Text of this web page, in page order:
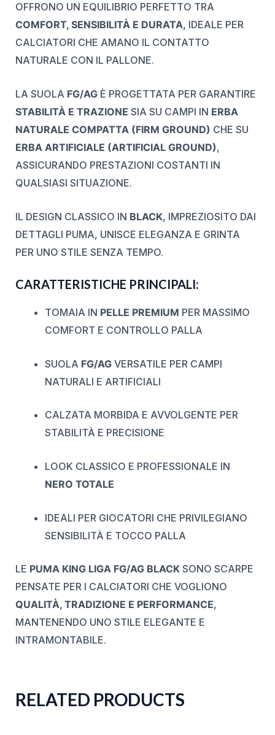
OFFRONO UN EQUILIBRIO PERFETTO TRA
COMFORT, SENSIBILITÀ E DURATA, IDEALE PER
CALCIATORI CHE AMANO IL CONTATTO
NATURALE CON IL PALLONE.
LA SUOLA FG/AGÈ PROGETTATA PER GARANTIRE
STABILITÀ E TRAZIONE SIA SU CAMPI IN ERBA
NATURALE COMPATTA (FIRM GROUND) CHE SU
ERBA ARTIFICIALE (ARTIFICIAL GROUND),
ASSICURANDO PRESTAZIONI COSTANTI IN
QUALSIASI SITUAZIONE.
IL DESIGN CLASSICO IN BLACK, IMPREZIOSITO DAI
DETTAGLI PUMA, UNISCE ELEGANZA E GRINTA
PER UNO STILE SENZA TEMPO.
CARATTERISTICHE PRINCIPALI:
TOMAIA IN PELLE PREMIUM PER MASSIMO
COMFORT E CONTROLLO PALLA
SUOLA FG/AGVERSATILE PER CAMPI
NATURALI E ARTIFICIALI
CALZATA MORBIDA E AVVOLGENTE PER
STABILITÀ E PRECISIONE
LOOK CLASSICO E PROFESSIONALE IN
NERO TOTALE
IDEALI PER GIOCATORI CHE PRIVILEGIANO
SENSIBILITÀ E TOCCO PALLA
LE PUMA KING LIGA FG/AG BLACKSONO SCARPE
PENSATE PER I CALCIATORI CHE VOGLIONO
QUALITÀ, TRADIZIONE E PERFORMANCE,
MANTENENDO UNO STILE ELEGANTE E
INTRAMONTABILE.
RELATED PRODUCTS